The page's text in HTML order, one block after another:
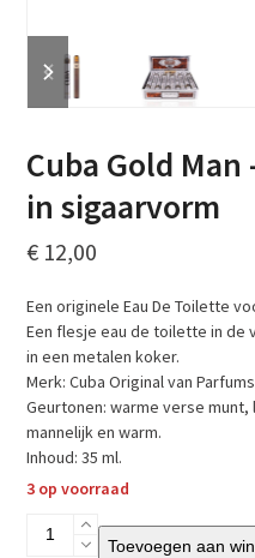
previous
slide
next
slide
Cuba Gold
in sigaarvorm
€ 12,00
Een originele Eau De Toilette
Een flesje eau de toilette in de
in een metalen koker.
Merk: Cuba Original van
Geurtonen: warme verse
mannelijk en warm.
Inhoud: 35 ml.
3 op voorraad
Cuba
Toevoegen aan